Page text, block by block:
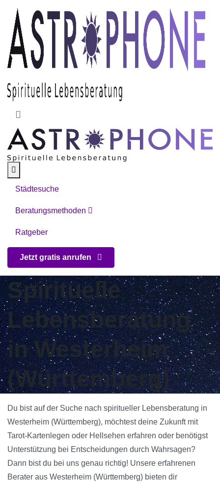
Skip to main content
Städtesuche
Beratungsmethoden
Ratgeber
Jetzt gratis anrufen
Spirituelle
Lebensberatung
in Westerheim
(Württemberg)
Du bist auf der Suche nach spiritueller Lebensberatung in
Westerheim (Württemberg), möchtest deine Zukunft mit
Tarot-Kartenlegen oder Hellsehen erfahren oder benötigst
Unterstützung bei Entscheidungen durch Wahrsagen?
Dann bist du bei uns genau richtig! Unsere erfahrenen
Berater aus Westerheim (Württemberg) bieten dir